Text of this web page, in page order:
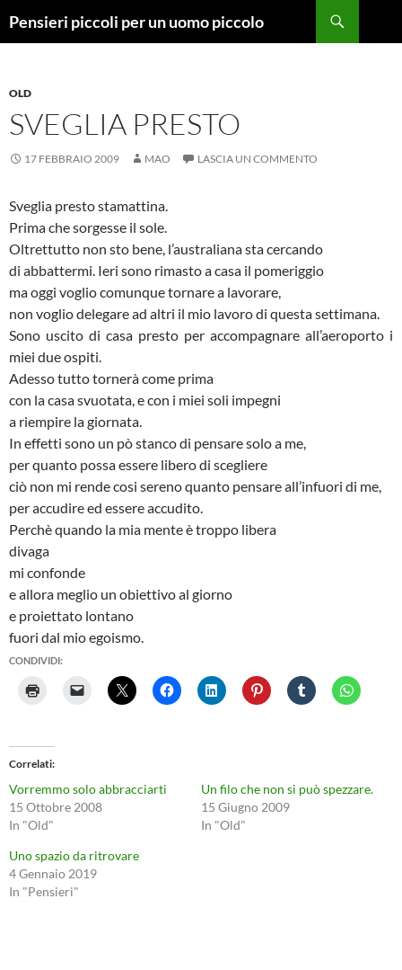
Pensieri piccoli per un uomo piccolo
OLD
SVEGLIA PRESTO
17 FEBBRAIO 2009 MAO LASCIA UN COMMENTO
Sveglia presto stamattina.
Prima che sorgesse il sole.
Oltrettutto non sto bene, l’australiana sta cercando
di abbattermi. Ieri sono rimasto a casa il pomeriggio
ma oggi voglio comunque tornare a lavorare,
non voglio delegare ad altri il mio lavoro di questa settimana.
Sono uscito di casa presto per accompagnare all’aeroporto i
miei due ospiti.
Adesso tutto tornerà come prima
con la casa svuotata, e con i miei soli impegni
a riempire la giornata.
In effetti sono un pò stanco di pensare solo a me,
per quanto possa essere libero di scegliere
ciò non mi rende cosi sereno quanto pensare all’infuori di me,
per accudire ed essere accudito.
Perchè quando la mia mente è troppo libera
divaga
mi confonde
e allora meglio un obiettivo al giorno
e proiettato lontano
fuori dal mio egoismo.
CONDIVIDI:
Correlati
Vorremmo solo abbracciarti
15 Ottobre 2008
In "Old"
Un filo che non si può spezzare.
15 Giugno 2009
In "Old"
Uno spazio da ritrovare
4 Gennaio 2019
In "Pensieri"